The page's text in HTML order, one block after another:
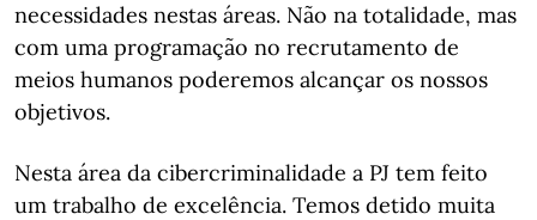
necessidades nestas áreas. Não na totalidade, mas
com uma programação no recrutamento de
meios humanos poderemos alcançar os nossos
objetivos.
Nesta área da cibercriminalidade a PJ tem feito
um trabalho de excelência. Temos detido muita